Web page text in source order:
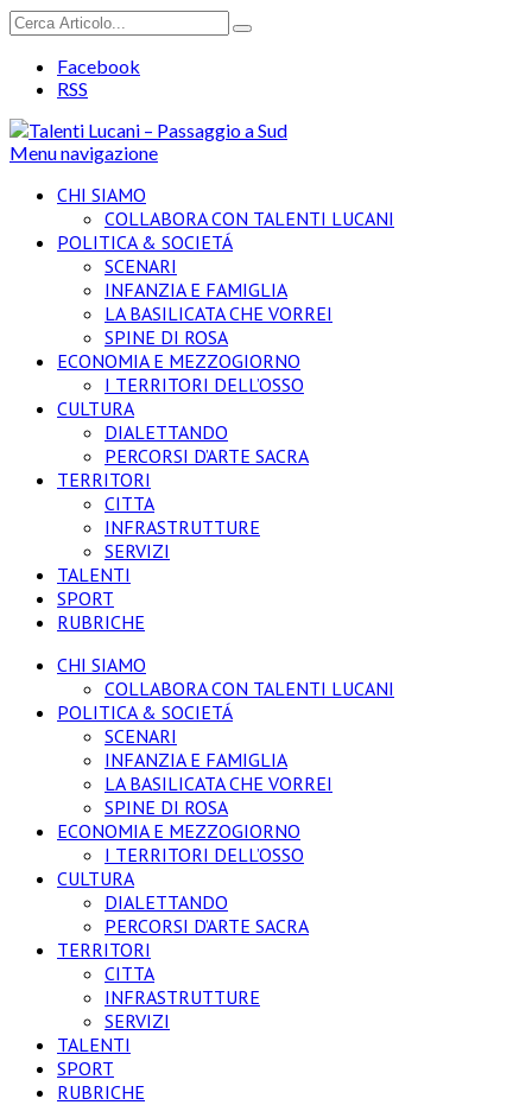
Facebook
RSS
Menu navigazione
CHI SIAMO
COLLABORA CON TALENTI LUCANI
POLITICA & SOCIETÁ
SCENARI
INFANZIA E FAMIGLIA
LA BASILICATA CHE VORREI
SPINE DI ROSA
ECONOMIA E MEZZOGIORNO
I TERRITORI DELL’OSSO
CULTURA
DIALETTANDO
PERCORSI D’ARTE SACRA
TERRITORI
CITTA
INFRASTRUTTURE
SERVIZI
TALENTI
SPORT
RUBRICHE
CHI SIAMO
COLLABORA CON TALENTI LUCANI
POLITICA & SOCIETÁ
SCENARI
INFANZIA E FAMIGLIA
LA BASILICATA CHE VORREI
SPINE DI ROSA
ECONOMIA E MEZZOGIORNO
I TERRITORI DELL’OSSO
CULTURA
DIALETTANDO
PERCORSI D’ARTE SACRA
TERRITORI
CITTA
INFRASTRUTTURE
SERVIZI
TALENTI
SPORT
RUBRICHE